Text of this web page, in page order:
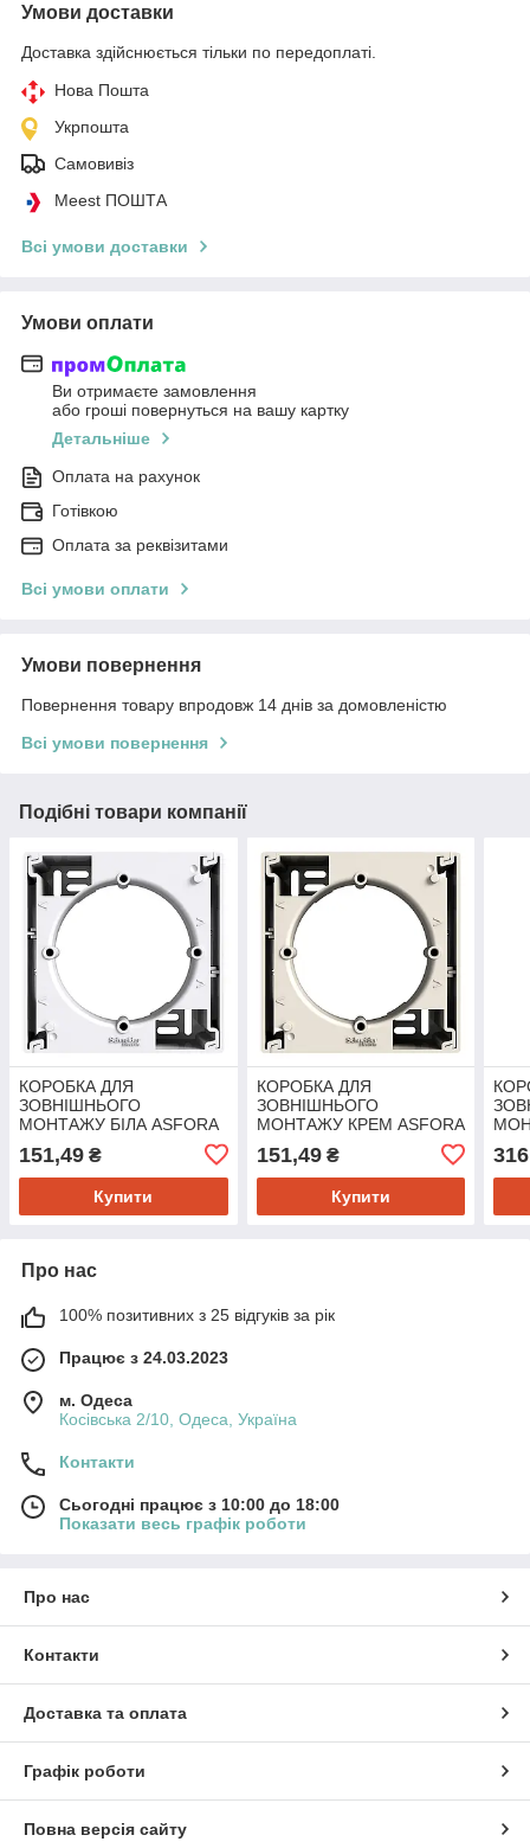
Умови доставки
Доставка здійснюється тільки по передоплаті.
Нова Пошта
Укрпошта
Самовивіз
Meest ПОШТА
Всі умови доставки
Умови оплати
Ви отримаєте замовлення
або гроші повернуться на вашу картку
Детальніше
Оплата на рахунок
Готівкою
Оплата за реквізитами
Всі умови оплати
Умови повернення
Повернення товару впродовж 14 днів за домовленістю
Всі умови повернення
Подібні товари компанії
КОРОБКА ДЛЯ
ЗОВНІШНЬОГО
МОНТАЖУ БІЛА ASFORA
151,49 ₴
Купити
КОРОБКА ДЛЯ
ЗОВНІШНЬОГО
МОНТАЖУ КРЕМ ASFORA
151,49₴
Купити
Про нас
100% позитивних з 25 відгуків за рік
Працює з 24.03.2023
м. Одеса
Косівська 2/10, Одеса, Україна
Контакти
Сьогодні працює з 10:00 до 18:00
Показати весь графік роботи
Про нас
Контакти
Доставка та оплата
Графік роботи
Повна версія сайту